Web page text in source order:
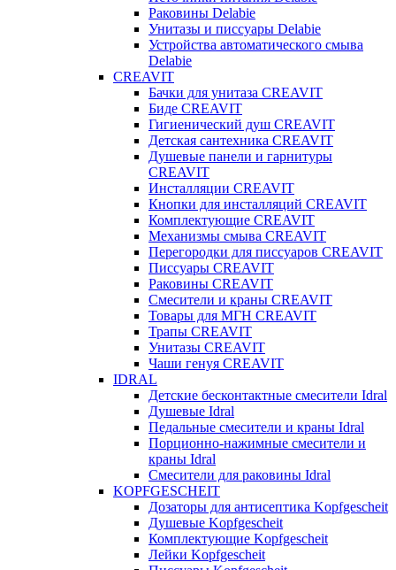
Раковины Delabie
Унитазы и писсуары Delabie
Устройства автоматического смыва
Delabie
CREAVIT
Бачки для унитаза CREAVIT
Биде CREAVIT
Гигиенический душ CREAVIT
Детская сантехника CREAVIT
Душевые панели и гарнитуры
CREAVIT
Инсталляции CREAVIT
Кнопки для инсталляций CREAVIT
Комплектующие CREAVIT
Механизмы смыва CREAVIT
Перегородки для писсуаров CREAVIT
Писсуары CREAVIT
Раковины CREAVIT
Смесители и краны CREAVIT
Товары для МГН CREAVIT
Трапы CREAVIT
Унитазы CREAVIT
Чаши генуя CREAVIT
IDRAL
Детские бесконтактные смесители Idral
Душевые Idral
Педальные смесители и краны Idral
Порционно-нажимные смесители и
краны Idral
Смеcители для раковины Idral
KOPFGESCHEIT
Дозаторы для антисептика Kopfgescheit
Душевые Kopfgescheit
Комплектующие Kopfgescheit
Лейки Kopfgescheit